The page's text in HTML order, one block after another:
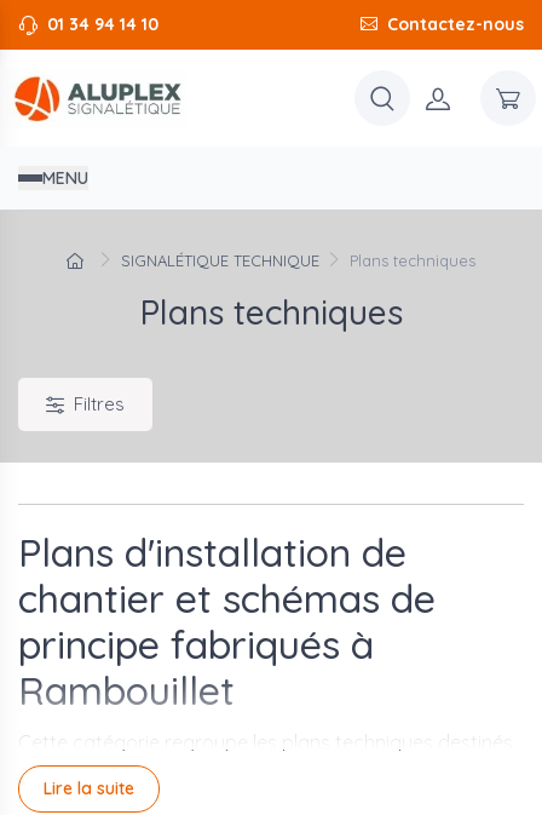
01 34 94 14 10 Contactez-nous
MENU
SIGNALÉTIQUE TECHNIQUE Plans techniques
Plans techniques
Filtres
Plans d'installation de
chantier et schémas de
principe fabriqués à
Rambouillet
Cette catégorie regroupe les plans techniques destinés
aux chantiers BTP et aux installations industrielles : plans
d'installation de chantier (PIC) et schémas de principe.
Lire la suite